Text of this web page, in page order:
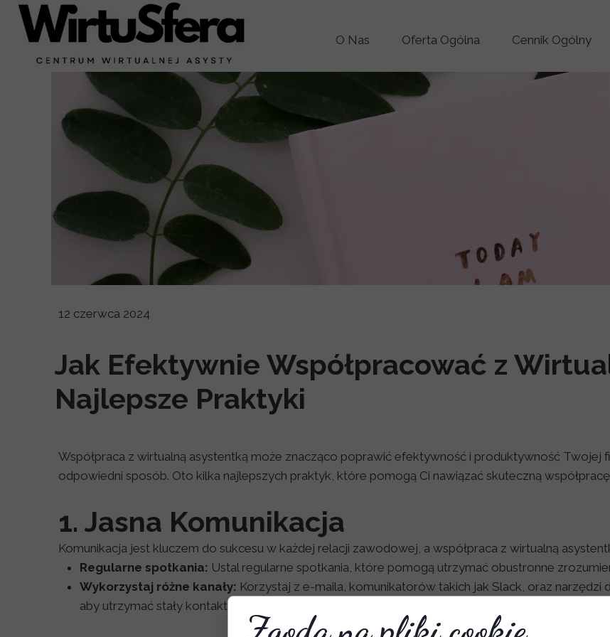
O Nas Oferta Ogólna Cennik Ogólny
12 czerwca 2024
Jak Efektywnie Współpracować z
Najlepsze Praktyki
Współpraca z wirtualną asystentką może znacząco poprawić efektywność i produktywność Twojej
odpowiedni sposób. Oto kilka najlepszych praktyk, które pomogą Ci nawiązać skuteczną
1. Jasna Komunikacja
Komunikacja jest kluczem do sukcesu w każdej relacji zawodowej, a współpraca z wirtualną
Regularne spotkania: Ustal regularne spotkania, które pomogą utrzymać obustronne
Wykorzystaj różne kanały: Korzystaj z e-maila, komunikatorów takich jak Slack, oraz
aby utrzymać stały kontakt.